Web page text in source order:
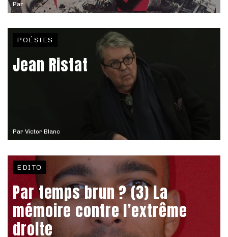
Par
Par Victor Blanc
POÉSIES
Jean Ristat
EDITO
Par temps brun ? (3) La
mémoire contre l’extrême
droite